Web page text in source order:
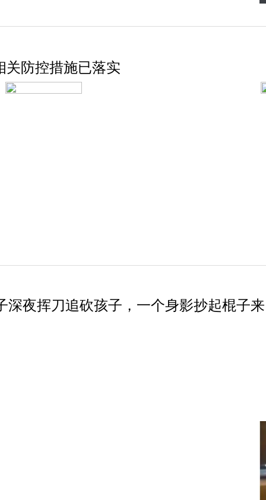
关防控措施已落实
深夜挥刀追砍孩子，一个身影抄起棍子